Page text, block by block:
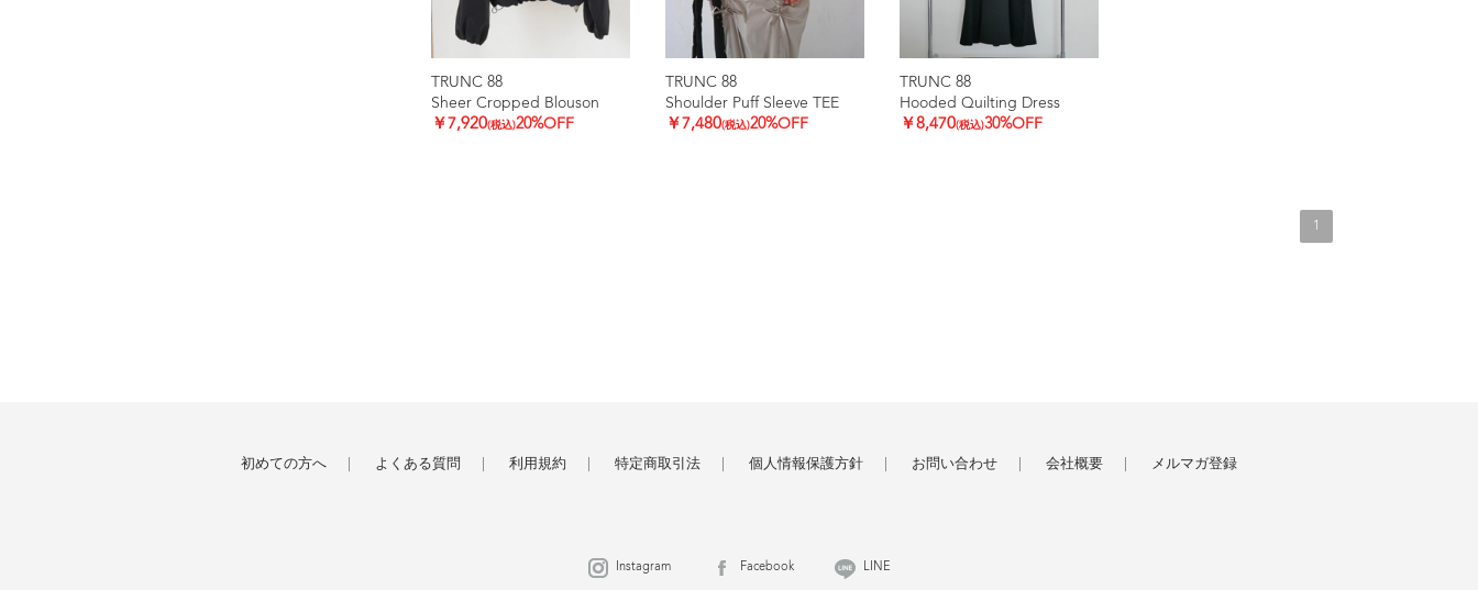
TRUNC 88
Sheer Cropped Blouson
￥7,920(税込)20%OFF
TRUNC 88
Shoulder Puff Sleeve TEE
￥7,480(税込)20%OFF
TRUNC 88
Hooded Quilting Dress
￥8,470(税込)30%OFF
1
初めての方へ よくある質問 利用規約 特定商取引法 個人情報保護方針 お問い合わせ 会社概要 メルマガ登録
Instagram Facebook LINE